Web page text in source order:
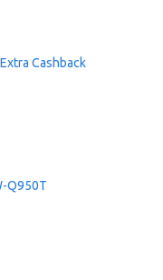
Cashback
Q950T